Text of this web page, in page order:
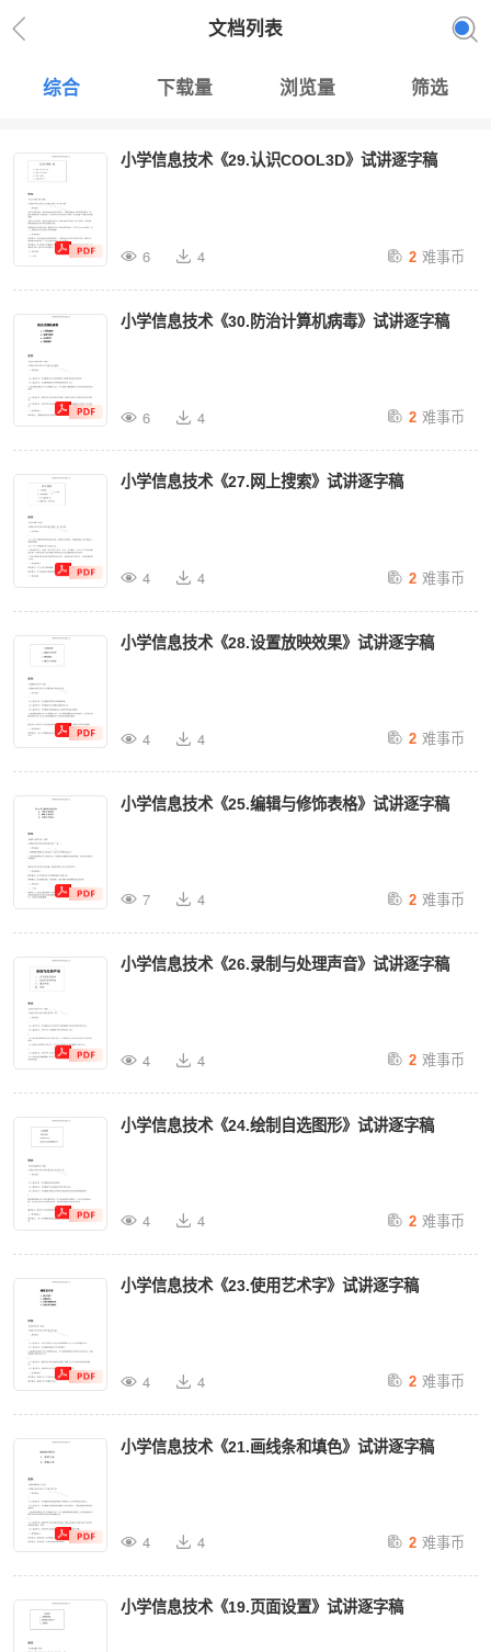
文档列表
综合 下载量 浏览量 筛选
小学信息技术《29.认识COOL3D》试讲逐字稿
6 4 2 难事币
小学信息技术《30.防治计算机病毒》试讲逐字稿
6 4 2 难事币
小学信息技术《27.网上搜索》试讲逐字稿
4 4 2 难事币
小学信息技术《28.设置放映效果》试讲逐字稿
4 4 2 难事币
小学信息技术《25.编辑与修饰表格》试讲逐字稿
7 4 2 难事币
小学信息技术《26.录制与处理声音》试讲逐字稿
4 4 2 难事币
小学信息技术《24.绘制自选图形》试讲逐字稿
4 4 2 难事币
小学信息技术《23.使用艺术字》试讲逐字稿
4 4 2 难事币
小学信息技术《21.画线条和填色》试讲逐字稿
4 4 2 难事币
小学信息技术《19.页面设置》试讲逐字稿